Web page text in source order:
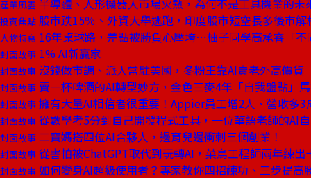
產業風雲 半導體、人形機器人市場火熱，為何不是工具機業的未
投資焦點 股市跌15％、外資大舉逃跑，印度股市短空長多後市解
人物特寫 16年桌球路，差點被勝負心壓垮⋯柚子同學高承睿「不
封面故事 1% AI新贏家
封面故事 沒錢做市調、派人常駐美國，冬粉王靠AI賣老外高價貨
封面故事 賣一杯啤酒的AI轉型妙方，金色三麥4年「自我盤點」
封面故事 擁有大量AI相信者很重要！Appier員工增2人、營收多3
封面故事 從數學考5分到自己開發程式工具，一位華語老師的AI
封面故事 二寶媽搭四位AI合夥人，邊育兒邊衝刺三個創業！
封面故事 從害怕被ChatGPT取代到玩轉AI，菜鳥工程師兩年練出
封面故事 如何變身AI超級使用者？專家教你四招練功、三步提高